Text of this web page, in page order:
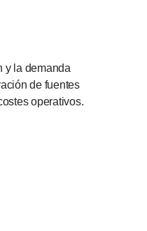
y la demanda
de fuentes
operativos.